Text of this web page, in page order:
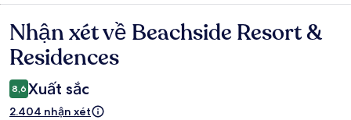
Nhận
xét
Nhận xét về Beachside Resort &
Residences
8,6 Xuất sắc
2.404 nhận xét